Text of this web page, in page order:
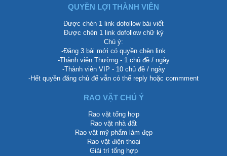
QUYỀN LỢI THÀNH VIÊN
Được chèn 1 link dofollow bài viết
Được chèn 1 link dofollow chữ ký
Chú ý:
-Đăng 3 bài mới có quyền chèn link
-Thành viên Thường - 1 chủ đề / ngày
-Thành viên VIP - 10 chủ đề / ngày
-Hết quyền đăng chủ để vẫn có thể reply hoặc commment
RAO VẶT CHÚ Ý
Rao vặt tổng hợp
Rao vặt nhà đất
Rao vặt mỹ phẩm làm đẹp
Rao vặt điện thoại
Giải trí tổng hợp